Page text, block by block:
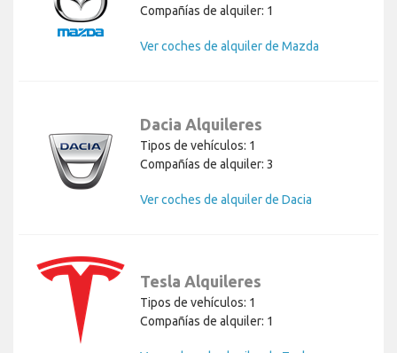
Compañías de alquiler: 1
Ver coches de alquiler de Mazda
Dacia Alquileres
Tipos de vehículos: 1
Compañías de alquiler: 3
Ver coches de alquiler de Dacia
Tesla Alquileres
Tipos de vehículos: 1
Compañías de alquiler: 1